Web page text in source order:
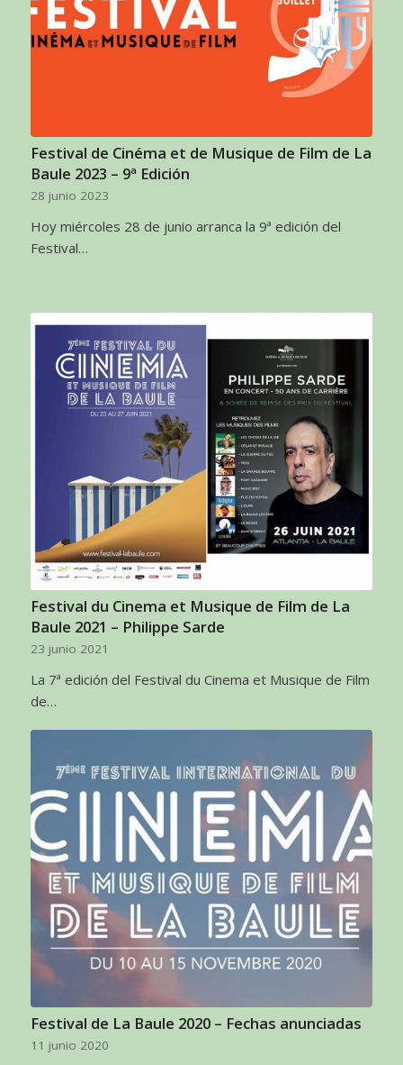
Festival de Cinéma et de Musique de Film de La
Baule 2023 – 9ª Edición
28 junio 2023
Hoy miércoles 28 de junio arranca la 9ª edición del
Festival…
Festival du Cinema et Musique de Film de La
Baule 2021 – Philippe Sarde
23 junio 2021
La 7ª edición del Festival du Cinema et Musique de Film
de…
Festival de La Baule 2020 – Fechas anunciadas
11 junio 2020